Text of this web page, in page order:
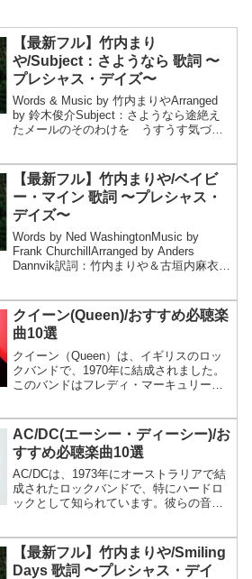
【最新フル】竹内まり
や/Subject：さようなら 歌詞 〜
プレシャス・デイズ〜
Words & Music by 竹内まりやArranged
by 鈴木俊介Subject：さようなら途絶え
たメールのそのわけを うすうす気づい
恋人の名前 私の知ってるあ...
【最新フル】竹内まりや/ベイビ
ー・マイン 歌詞 〜プレシャス・
デイズ〜
Words by Ned WashingtonMusic by
Frank ChurchillArranged by Anders
Dannvik訳詞：竹内まりや＆古垣内麻衣ベ
クイーン(Queen)/おすすめ必聴楽
曲10選
クイーン（Queen）は、イギリスのロッ
クバンドで、1970年に結成されました。
このバンドはフレディ・マーキュリー
（John Deacon）、ロジ...
AC/DC(エーシー・ディーシー)/お
すすめ必聴楽曲10選
AC/DCは、1973年にオーストラリアで結
成されたロックバンドで、特にハードロ
ックとして知られています。彼らの音楽
「Highway to Hell」などのヒット...
【最新フル】竹内まりや/Smiling
Days 歌詞 〜プレシャス・デイ